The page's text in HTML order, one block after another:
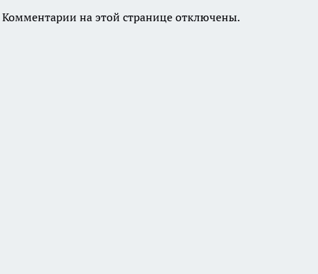
Комментарии на этой странице отключены.